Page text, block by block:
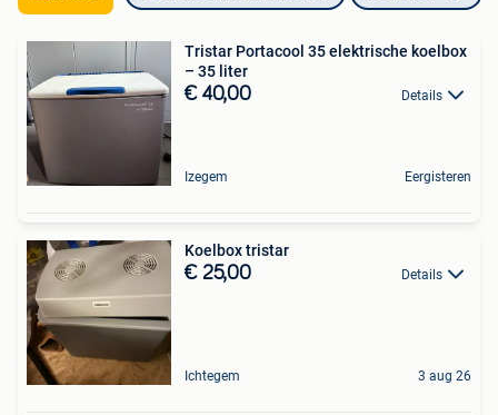
Tristar Portacool 35 elektrische koelbox
– 35 liter
€ 40,00 Details
Izegem Eergisteren
Koelbox tristar
€ 25,00 Details
Ichtegem 3 aug 26